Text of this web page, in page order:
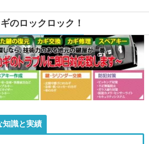
のロックロック！
知識と実績